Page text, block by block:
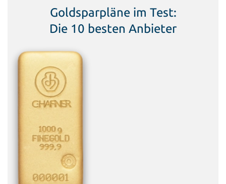
Goldsparpläne im Test:
Die 10 besten Anbieter